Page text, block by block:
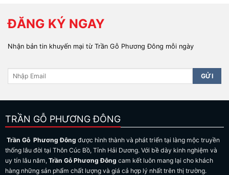
ĐĂNG KÝ NGAY
Nhận bản tin khuyến mại từ Trần Gỗ Phương Đông mỗi ngày
TRẦN GỖ PHƯƠNG ĐÔNG
Trần Gỗ Phương Đông được hình thành và phát triển tại làng mộc truyền
thống lâu đời tại Thôn Cúc Bồ, Tỉnh Hải Dương. Với bề dày kinh nghiệm và
uy tín lâu năm, Trần Gỗ Phương Đông cam kết luôn mang lại cho khách
hàng những sản phẩm chất lượng và giá cả hợp lý nhất trên thị trường.